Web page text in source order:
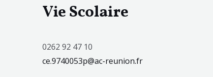
Vie Scolaire
0262 92 47 10
ce.9740053p@ac-reunion.fr